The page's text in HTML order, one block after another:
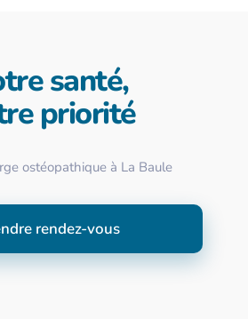
santé,
priorité
ostéopathique à La Baule
rendez-vous